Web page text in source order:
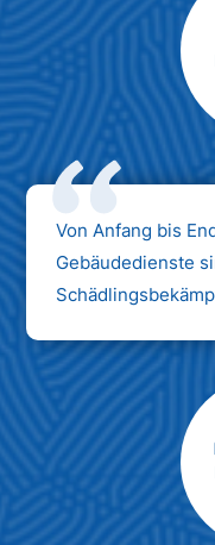
Von Anfang bis
Gebäudedienste